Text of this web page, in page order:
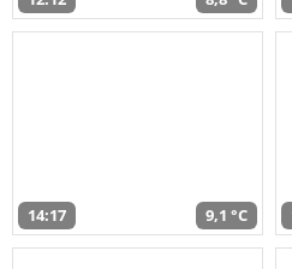
14:17 9,1 °C